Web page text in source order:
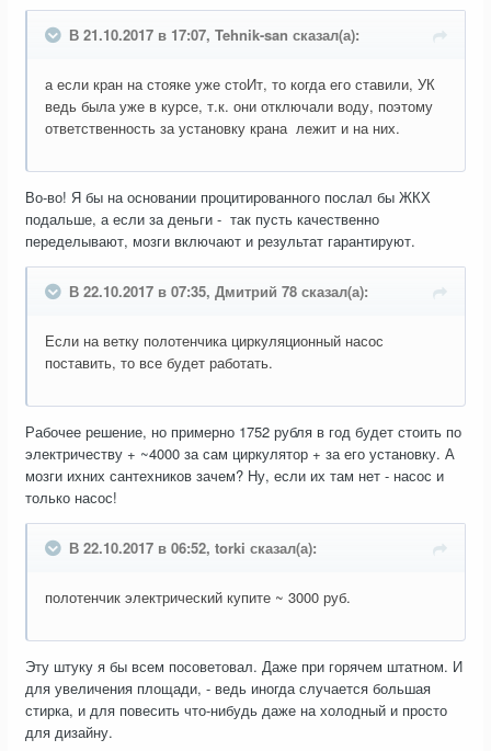
В 21.10.2017 в 17:07, Tehnik-san сказал(а):
а если кран на стояке уже стоИт, то когда его ставили, УК
ведь была уже в курсе, т.к. они отключали воду, поэтому
ответственность за установку крана лежит и на них.
Во-во! Я бы на основании процитированного послал бы ЖКХ
подальше, а если за деньги - так пусть качественно
переделывают, мозги включают и результат гарантируют.
В 22.10.2017 в 07:35, Дмитрий 78 сказал(а):
Если на ветку полотенчика циркуляционный насос
поставить, то все будет работать.
Рабочее решение, но примерно 1752 рубля в год будет стоить по
электричеству + ~4000 за сам циркулятор + за его установку. А
мозги ихних сантехников зачем? Ну, если их там нет - насос и
только насос!
В 22.10.2017 в 06:52, torki сказал(а):
полотенчик электрический купите ~ 3000 руб.
Эту штуку я бы всем посоветовал. Даже при горячем штатном. И
для увеличения площади, - ведь иногда случается большая
стирка, и для повесить что-нибудь даже на холодный и просто
для дизайну.